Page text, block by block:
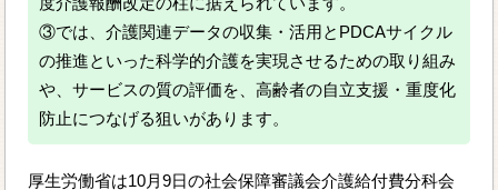
③では、介護関連データの収集・活用とPDCAサイクル
の推進といった科学的介護を実現させるための取り組み
や、サービスの質の評価を、高齢者の自立支援・重度化
防止につなげる狙いがあります。
厚生労働省は10月9日の社会保障審議会介護給付費分科会